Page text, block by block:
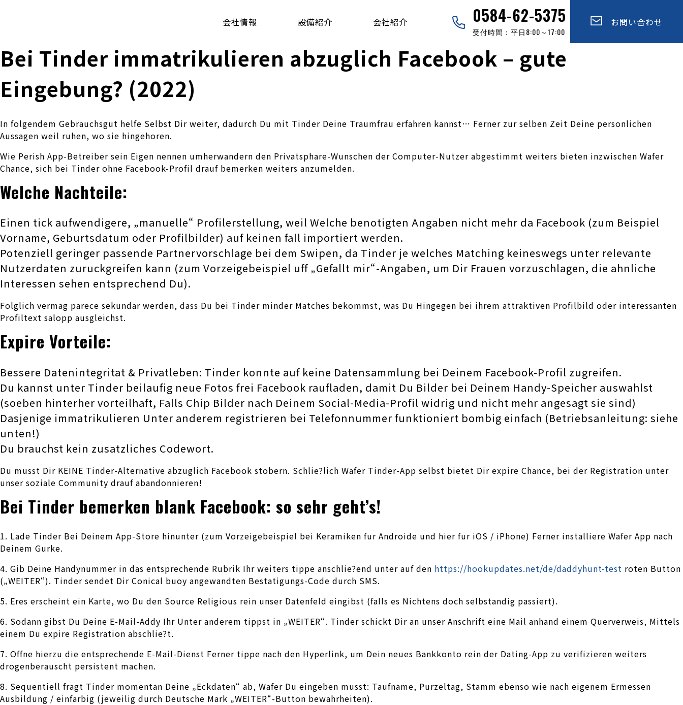
会社情報 設備紹介 会社紹介 お問い合わせ
0584-62-5375
受付時間：平日8:00～17:00
Bei Tinder immatrikulieren abzuglich Facebook – gute
Eingebung? (2022)
In folgendem Gebrauchsgut helfe Selbst Dir weiter, dadurch Du mit Tinder Deine Traumfrau erfahren kannst… Ferner zur selben Zeit Deine personlichen
Aussagen weil ruhen, wo sie hingehoren.
Wie Perish App-Betreiber sein Eigen nennen umherwandern den Privatsphare-Wunschen der Computer-Nutzer abgestimmt weiters bieten inzwischen Wafer
Chance, sich bei Tinder ohne Facebook-Profil drauf bemerken weiters anzumelden.
Welche Nachteile:
Einen tick aufwendigere, „manuelle“ Profilerstellung, weil Welche benotigten Angaben nicht mehr da Facebook (zum Beispiel
Vorname, Geburtsdatum oder Profilbilder) auf keinen fall importiert werden.
Potenziell geringer passende Partnervorschlage bei dem Swipen, da Tinder je welches Matching keineswegs unter relevante
Nutzerdaten zuruckgreifen kann (zum Vorzeigebeispiel uff „Gefallt mir“-Angaben, um Dir Frauen vorzuschlagen, die ahnliche
Interessen sehen entsprechend Du).
Folglich vermag parece sekundar werden, dass Du bei Tinder minder Matches bekommst, was Du Hingegen bei ihrem attraktiven Profilbild oder interessanten
Profiltext salopp ausgleichst.
Expire Vorteile:
Bessere Datenintegritat & Privatleben: Tinder konnte auf keine Datensammlung bei Deinem Facebook-Profil zugreifen.
Du kannst unter Tinder beilaufig neue Fotos frei Facebook raufladen, damit Du Bilder bei Deinem Handy-Speicher auswahlst
(soeben hinterher vorteilhaft, Falls Chip Bilder nach Deinem Social-Media-Profil widrig und nicht mehr angesagt sie sind)
Dasjenige immatrikulieren Unter anderem registrieren bei Telefonnummer funktioniert bombig einfach (Betriebsanleitung: siehe
unten!)
Du brauchst kein zusatzliches Codewort.
Du musst Dir KEINE Tinder-Alternative abzuglich Facebook stobern. Schlie?lich Wafer Tinder-App selbst bietet Dir expire Chance, bei der Registration unter
unser soziale Community drauf abandonnieren!
Bei Tinder bemerken blank Facebook: so sehr geht’s!
1. Lade Tinder Bei Deinem App-Store hinunter (zum Vorzeigebeispiel bei Keramiken fur Androide und hier fur iOS / iPhone) Ferner installiere Wafer App nach
Deinem Gurke.
4. Gib Deine Handynummer in das entsprechende Rubrik Ihr weiters tippe anschlie?end unter auf den https://hookupdates.net/de/daddyhunt-test roten Button
(„WEITER“). Tinder sendet Dir Conical buoy angewandten Bestatigungs-Code durch SMS.
5. Eres erscheint ein Karte, wo Du den Source Religious rein unser Datenfeld eingibst (falls es Nichtens doch selbstandig passiert).
6. Sodann gibst Du Deine E-Mail-Addy Ihr Unter anderem tippst in „WEITER“. Tinder schickt Dir an unser Anschrift eine Mail anhand einem Querverweis, Mittels
einem Du expire Registration abschlie?t.
7. Offne hierzu die entsprechende E-Mail-Dienst Ferner tippe nach den Hyperlink, um Dein neues Bankkonto rein der Dating-App zu verifizieren weiters
drogenberauscht persistent machen.
8. Sequentiell fragt Tinder momentan Deine „Eckdaten“ ab, Wafer Du eingeben musst: Taufname, Purzeltag, Stamm ebenso wie nach eigenem Ermessen
Ausbildung / einfarbig (jeweilig durch Deutsche Mark „WEITER“-Button bewahrheiten).